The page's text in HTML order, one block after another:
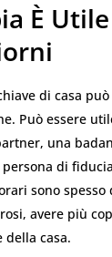
È
di casa
Può essere
una
di
sono
avere più
della casa.